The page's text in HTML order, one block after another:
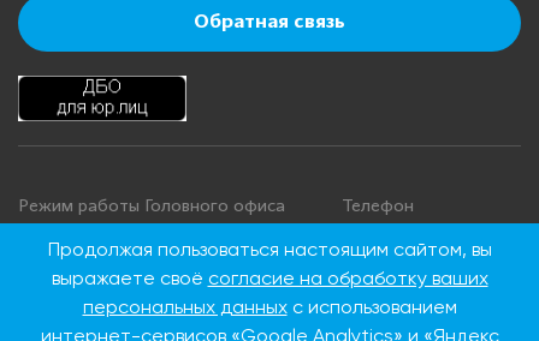
Обратная связь
Режим работы Головного офиса
Понедельник - четверг: с 9:00 до
18:00
Суббота, воскресенье: выходные
Телефон
+7 495 276 00 22
8 800 100 00 22
России)
Продолжая пользоваться настоящим сайтом, вы
выражаете своё согласие на обработку ваших
персональных данныхс использованием
интернет-сервисов «Google Analytics» и «Яндекс